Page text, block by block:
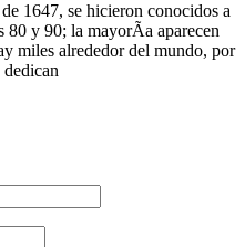
1647, se hicieron conocidos a
y 90; la mayorÃ­a aparecen
miles alrededor del mundo, por